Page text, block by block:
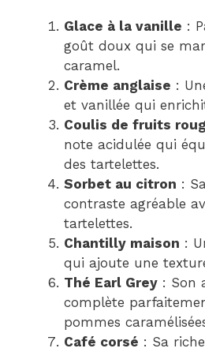
Glace à la vanille :
goût doux qui se
caramel.
Crème anglaise :
et vanillée qui
Coulis de fruits
note acidulée qui
des tartelettes.
Sorbet au citron :
contraste agréable
tartelettes.
Chantilly maison :
qui ajoute une
Thé Earl Grey : Son
complète
pommes
Café corsé : Sa